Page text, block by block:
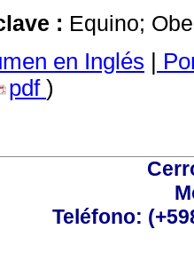
: Equino;
en Inglés |
pdf )
Teléfono: